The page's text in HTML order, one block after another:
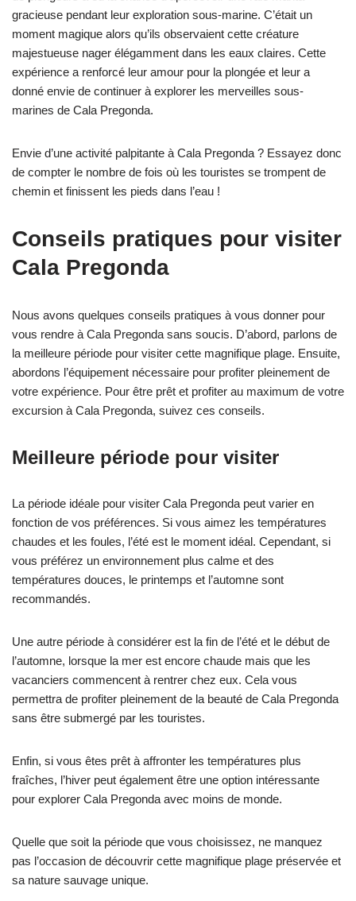
gracieuse pendant leur exploration sous-marine. C’était un
moment magique alors qu’ils observaient cette créature
majestueuse nager élégamment dans les eaux claires. Cette
expérience a renforcé leur amour pour la plongée et leur a
donné envie de continuer à explorer les merveilles sous-
marines de Cala Pregonda.
Envie d’une activité palpitante à Cala Pregonda ? Essayez donc
de compter le nombre de fois où les touristes se trompent de
chemin et finissent les pieds dans l’eau !
Conseils pratiques pour visiter
Cala Pregonda
Nous avons quelques conseils pratiques à vous donner pour
vous rendre à Cala Pregonda sans soucis. D’abord, parlons de
la meilleure période pour visiter cette magnifique plage. Ensuite,
abordons l’équipement nécessaire pour profiter pleinement de
votre expérience. Pour être prêt et profiter au maximum de votre
excursion à Cala Pregonda, suivez ces conseils.
Meilleure période pour visiter
La période idéale pour visiter Cala Pregonda peut varier en
fonction de vos préférences. Si vous aimez les températures
chaudes et les foules, l’été est le moment idéal. Cependant, si
vous préférez un environnement plus calme et des
températures douces, le printemps et l’automne sont
recommandés.
Une autre période à considérer est la fin de l’été et le début de
l’automne, lorsque la mer est encore chaude mais que les
vacanciers commencent à rentrer chez eux. Cela vous
permettra de profiter pleinement de la beauté de Cala Pregonda
sans être submergé par les touristes.
Enfin, si vous êtes prêt à affronter les températures plus
fraîches, l’hiver peut également être une option intéressante
pour explorer Cala Pregonda avec moins de monde.
Quelle que soit la période que vous choisissez, ne manquez
pas l’occasion de découvrir cette magnifique plage préservée et
sa nature sauvage unique.